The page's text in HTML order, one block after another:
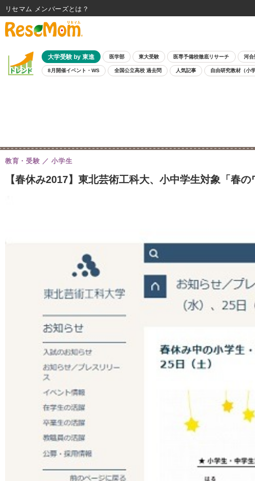
大学受験 by 東進 医学部 東大受験 医専予備校徹底リサーチ 河合
8月開催イベント・WS 全国公立高校 過去問 人気記事 自由研究教材（小
【春休み2017】東北芸術工科大、小中学生対象「春
教育・受験 小学生
リセマム メンバーズ